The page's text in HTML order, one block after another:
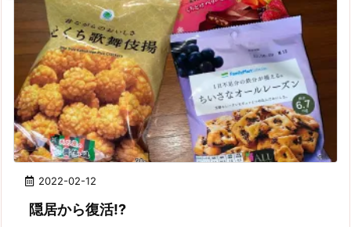
2022-02-12
隠居から復活!?